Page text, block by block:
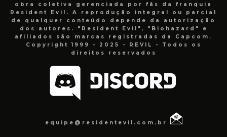
obra coletiva gerenciada por fãs da franquia
Resident Evil. A reprodução integral ou parcial
de qualquer conteúdo depende da autorização
dos autores. "Resident Evil", "Biohazard" e
afiliados são marcas registradas da Capcom.
Copyright 1999 - 2025 - REVIL - Todos os
direitos reservados
equipe@residentevil.com.br